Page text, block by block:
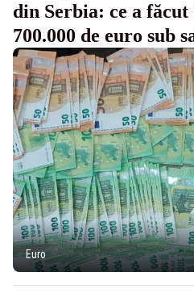
din Serbia: ce a făcut
700.000 de euro sub
Euro